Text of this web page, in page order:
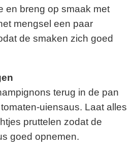
en breng op smaak met
mengsel een paar
de smaken zich goed
terug in de pan
uiensaus. Laat alles
pruttelen zodat de
goed opnemen.